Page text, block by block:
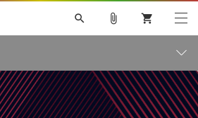
search
鏡音リン・レン V4X
巡音ルカ V4X
MEIKO V3 KAITO V3
MASSIVE
attach_file shopping_cart